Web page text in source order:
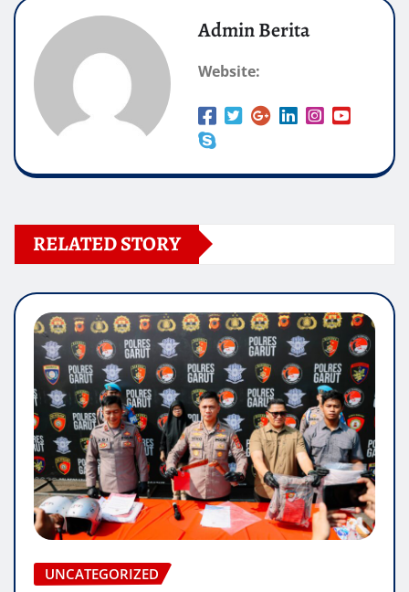
Admin Berita
Website:
RELATED STORY
UNCATEGORIZED